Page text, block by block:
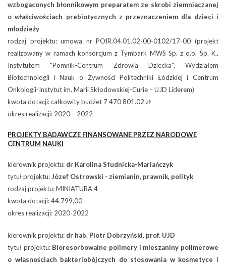
wzbogaconych błonnikowym preparatem ze skrobi ziemniaczanej
o właściwościach prebiotycznych z przeznaczeniem dla dzieci i
młodzieży
rodzaj projektu: umowa nr POIR.04.01.02-00-0102/17-00 (projekt
realizowany w ramach konsorcjum z Tymbark MWS Sp. z o.o. Sp. K.,
Instytutem "Pomnik-Centrum Zdrowia Dziecka", Wydziałem
Biotechnologii i Nauk o Żywności Politechniki Łódzkiej i Centrum
Onkologii-Instytut im. Marii Skłodowskiej-Curie – UJD Liderem)
kwota dotacji: całkowity budżet 7 470 801.02 zł
okres realizacji: 2020 – 2022
PROJEKTY BADAWCZE FINANSOWANE PRZEZ NARODOWE
CENTRUM NAUKI
kierownik projektu: dr Karolina Studnicka-Mariańczyk
tytuł projektu:Józef Ostrowski - ziemianin, prawnik, polityk
rodzaj projektu: MINIATURA 4
kwota dotacji: 44.799,00
okres realizacji: 2020-2022
kierownik projektu: dr hab. Piotr Dobrzyński, prof. UJD
tytuł projektu: Bioresorbowalne polimery i mieszaniny polimerowe
o własnościach bakteriobójczych do stosowania w kosmetyce i